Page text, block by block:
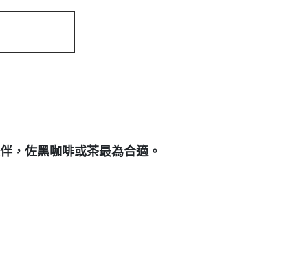
， 佐黑咖啡或茶最為合適。